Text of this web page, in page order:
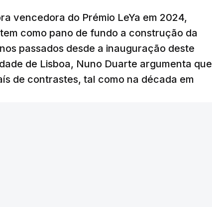
vencedora do Prémio LeYa em 2024,
como pano de fundo a construção da
passados desde a inauguração deste
de Lisboa, Nuno Duarte argumenta que
de contrastes, tal como na década em